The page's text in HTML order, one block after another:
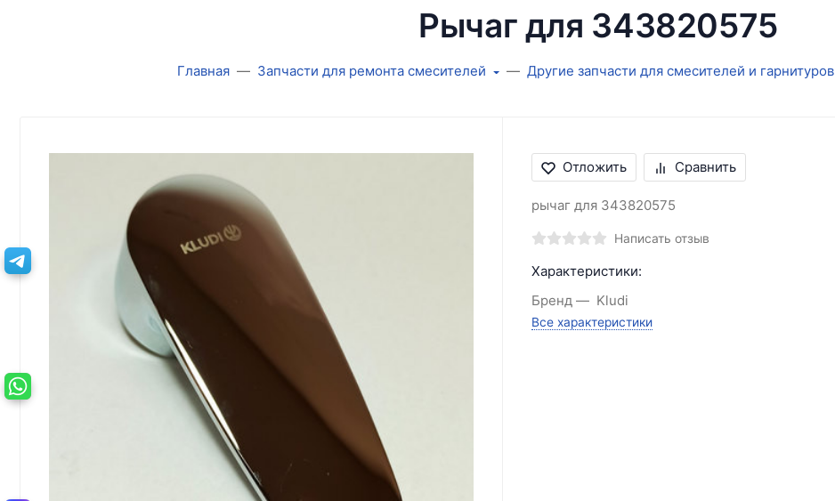
Рычаг для 343820575
Главная Запчасти для ремонта смесителей Другие запчасти для смесителей и гарнитуров
Отложить Сравнить
рычаг для 343820575
Написать отзыв
Характеристики:
Бренд
Kludi
Все характеристики